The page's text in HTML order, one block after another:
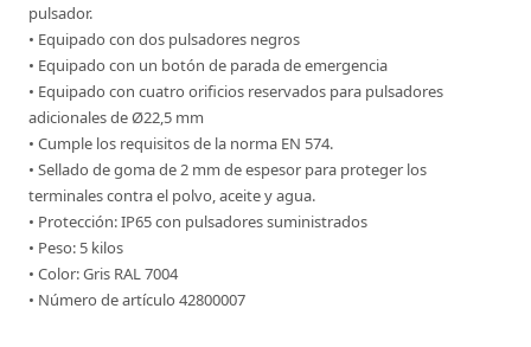
pulsador.
• Equipado con dos pulsadores negros
• Equipado con un botón de parada de emergencia
• Equipado con cuatro orificios reservados para pulsadores
adicionales de Ø22,5 mm
• Cumple los requisitos de la norma EN 574.
• Sellado de goma de 2 mm de espesor para proteger los
terminales contra el polvo, aceite y agua.
• Protección: IP65 con pulsadores suministrados
• Peso: 5 kilos
• Color: Gris RAL 7004
• Número de artículo 42800007